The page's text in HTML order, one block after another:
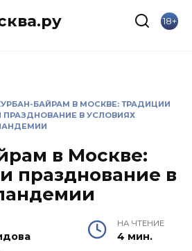
18+
БАЙРАМ В МОСКВЕ: ТРАДИЦИИ
ПРАЗДНОВАНИЕ В УСЛОВИЯХ
в Москве:
празднование в
НА ЧТЕНИЕ
4 мин.